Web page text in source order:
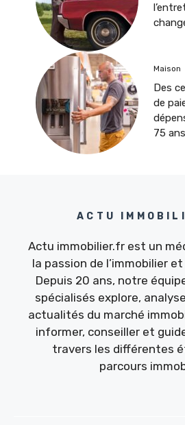
Maison
Des
de
75 ans
ACTU
Actu immobilier.fr est un
la passion de l’immobilier
Depuis 20 ans, notre
spécialisés explore,
actualités du marché
informer, conseiller et
travers les différentes
parcours